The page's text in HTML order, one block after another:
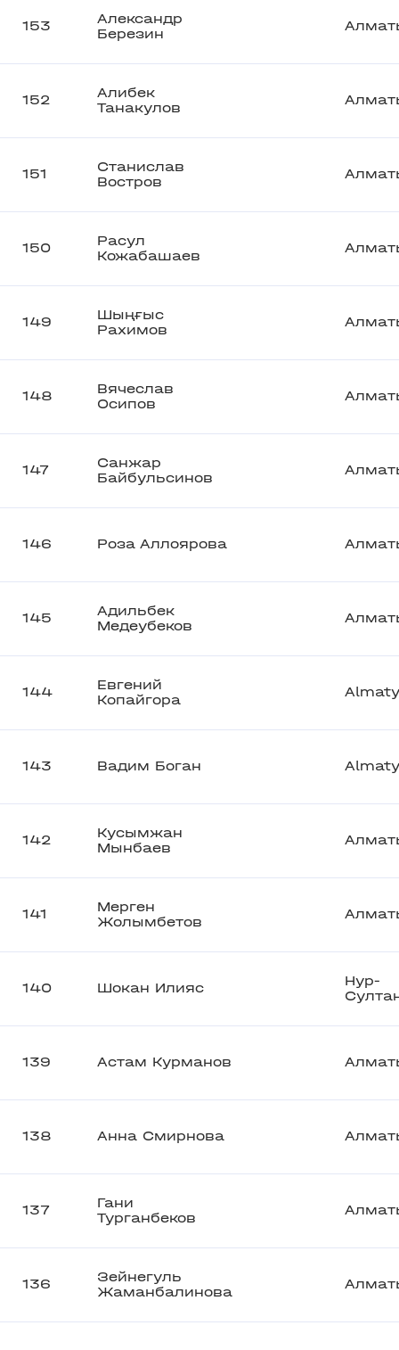
153
Александр
Березин
152
Алибек
Танакулов
151
Станислав
Востров
150
Расул
Кожабашаев
149
Шыңғыс
Рахимов
148
Вячеслав
Осипов
147
Санжар
Байбульсинов
146 Роза Аллоярова
145
Адильбек
Медеубеков
144
Евгений
Копайгора
Almaty
143 Вадим Боган Almaty
142
Кусымжан
Мынбаев
141
Мерген
Жолымбетов
140 Шокан Илияс
Нур-
139 Астам Курманов
138 Анна Смирнова
137
Гани
Турганбеков
136
Зейнегуль
Жаманбалинова